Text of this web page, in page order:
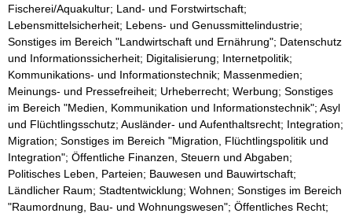
Fischerei/Aquakultur; Land- und Forstwirtschaft;
Lebensmittelsicherheit; Lebens- und Genussmittelindustrie;
Sonstiges im Bereich "Landwirtschaft und Ernährung"; Datenschutz
und Informationssicherheit; Digitalisierung; Internetpolitik;
Kommunikations- und Informationstechnik; Massenmedien;
Meinungs- und Pressefreiheit; Urheberrecht; Werbung; Sonstiges
im Bereich "Medien, Kommunikation und Informationstechnik"; Asyl
und Flüchtlingsschutz; Ausländer- und Aufenthaltsrecht; Integration;
Migration; Sonstiges im Bereich "Migration, Flüchtlingspolitik und
Integration"; Öffentliche Finanzen, Steuern und Abgaben;
Politisches Leben, Parteien; Bauwesen und Bauwirtschaft;
Ländlicher Raum; Stadtentwicklung; Wohnen; Sonstiges im Bereich
"Raumordnung, Bau- und Wohnungswesen"; Öffentliches Recht;